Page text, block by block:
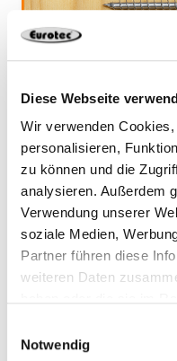
Diese Webseite
Wir verwenden
personalisieren,
zu können und die
analysieren. Außerdem
Verwendung unserer
soziale Medien,
Partner führen diese
weiteren Daten
Notwendig
KonstruX – Stahl-